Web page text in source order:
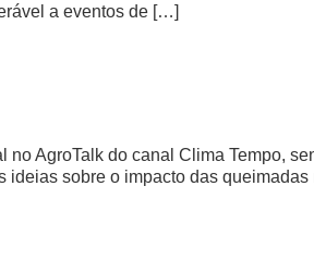
a eventos de […]
AgroTalk do canal Clima Tempo,
sobre o impacto das